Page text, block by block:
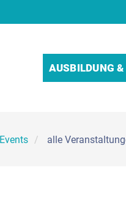
AUSBILDUNG
Events alle